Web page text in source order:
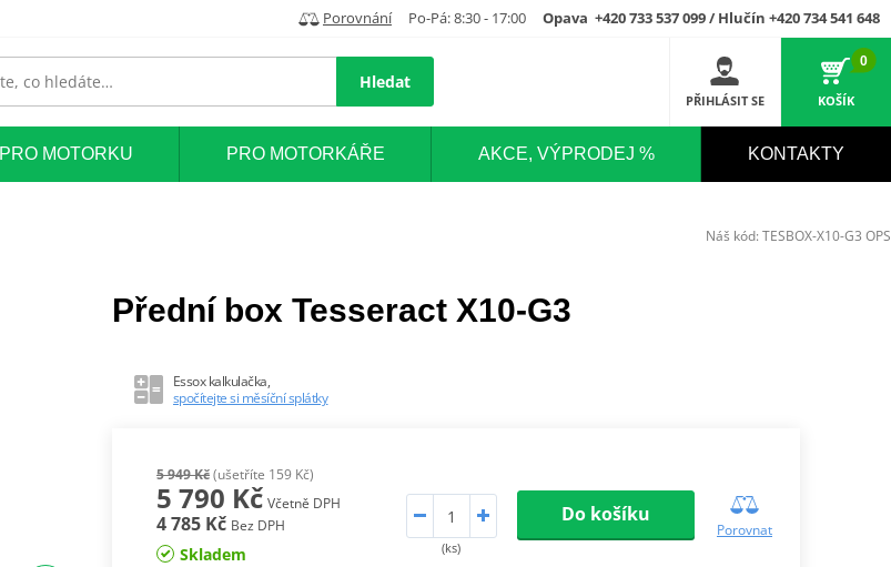
Porovnání Po-Pá: 8:30 - 17:00 Opava +420 733 537 099 / Hlučín +420 734 541 648
Hledat
PŘIHLÁSIT SE
0
KOŠÍK
PRO MOTORKU PRO MOTORKÁŘE AKCE, VÝPRODEJ % KONTAKTY
Přední box Tesseract X10‑G3
Essox kalkulačka,
spočítejte si měsíční splátky
5 949 Kč(ušetříte 159 Kč)
5 790 Kč Včetně DPH
4 785 Kč Bez DPH
Skladem (ks)
Do košíku
Porovnat
Náš kód: TESBOX-X10-G3 OPS